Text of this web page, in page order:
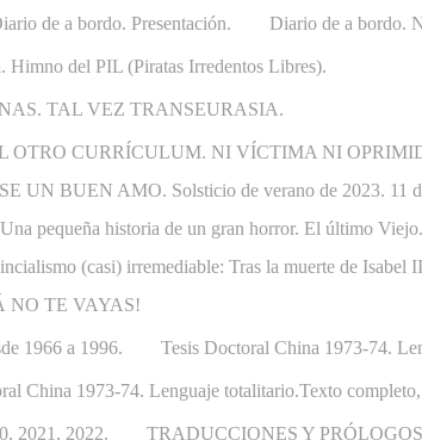
de a bordo. Presentación. Diario de a bordo.
Himno del PIL (Piratas Irredentos Libres).
TAL VEZ TRANSEURASIA.
CURRÍCULUM. NI VÍCTIMA NI
UN BUEN AMO. Solsticio de verano de 2023. 11
pequeña historia de un gran horror. El último
(casi) irremediable: Tras la muerte de Isabel
NO TE VAYAS!
1966 a 1996. Tesis Doctoral China 1973-74.
China 1973-74. Lenguaje totalitario.Texto completo,
2021, 2022. TRADUCCIONES Y